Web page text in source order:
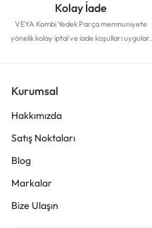
Kolay İade
VEYA Kombi Yedek Parça memnuniyete
yönelik kolay iptal ve iade koşulları uygular.
Kurumsal
Hakkımızda
Satış Noktaları
Blog
Markalar
Bize Ulaşın